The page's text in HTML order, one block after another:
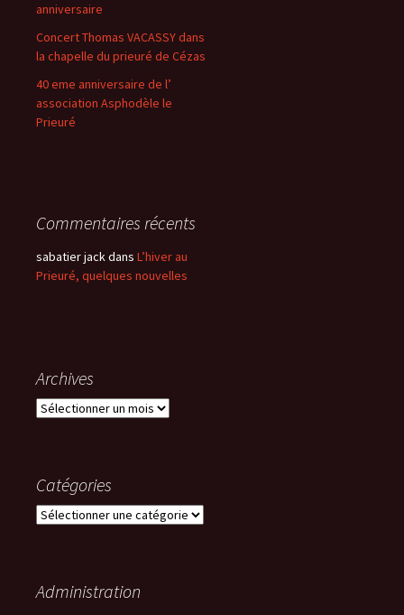
anniversaire
Concert Thomas VACASSY dans
la chapelle du prieuré de Cézas
40 eme anniversaire de l’
association Asphodèle le
Prieuré
Commentaires récents
sabatier jackdans L’hiver au
Prieuré, quelques nouvelles
Archives
Archives
Catégories
Catégories
Administration